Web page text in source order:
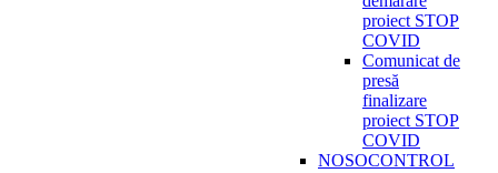
proiect STOP
COVID
Comunicat de
presă
finalizare
proiect STOP
COVID
NOSOCONTROL